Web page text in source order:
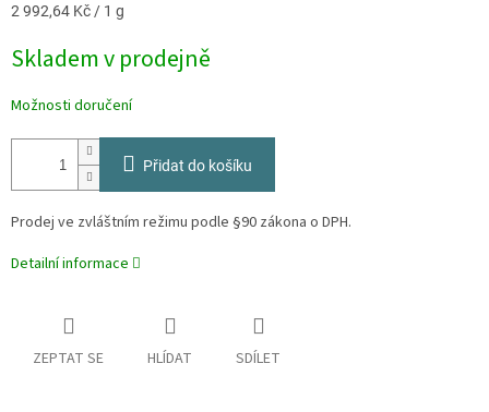
Měrná
2 992,64 Kč / 1 g
Skladem v prodejně
Možnosti doručení
Přidat do košíku
Prodej ve zvláštním režimu podle §90 zákona o DPH.
Detailní informace
ZEPTAT SE HLÍDAT SDÍLET